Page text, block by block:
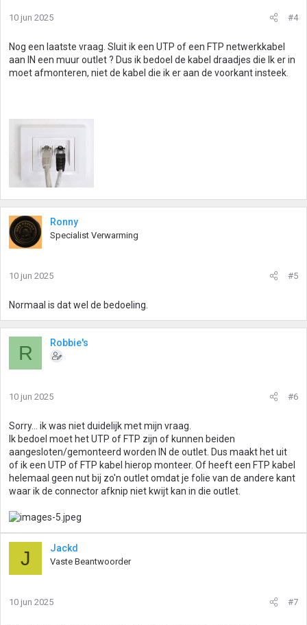
10 jun 2025 #4
Nog een laatste vraag. Sluit ik een UTP of een FTP netwerkkabel
aan IN een muur outlet ? Dus ik bedoel de kabel draadjes die Ik er in
moet afmonteren, niet de kabel die ik er aan de voorkant insteek.
Ronny
Specialist Verwarming
10 jun 2025 #5
Normaal is dat wel de bedoeling.
R Robbie's
10 jun 2025 #6
Sorry... ik was niet duidelijk met mijn vraag.
Ik bedoel moet het UTP of FTP zijn of kunnen beiden
aangesloten/gemonteerd worden IN de outlet. Dus maakt het uit
of ik een UTP of FTP kabel hierop monteer. Of heeft een FTP kabel
helemaal geen nut bij zo'n outlet omdat je folie van de andere kant
waar ik de connector afknip niet kwijt kan in die outlet.
J Jackd
Vaste Beantwoorder
10 jun 2025 #7